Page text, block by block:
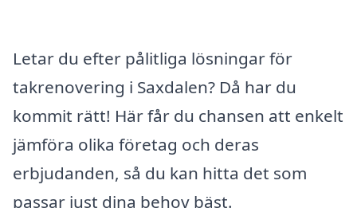
Letar du efter pålitliga lösningar för
takrenovering i Saxdalen? Då har du
kommit rätt! Här får du chansen att enkelt
jämföra olika företag och deras
erbjudanden, så du kan hitta det som
passar just dina behov bäst.